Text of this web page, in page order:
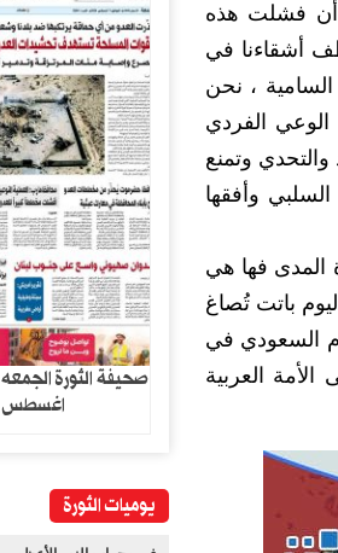
أن فشلت هذه
أشقاءنا في
، نحن
الوعي الفردي
وتمنع
السلبي وأفقها
المدى فها هي
باتت تُصاغ
السعودي في
العربية
اغسطس 2026
يوميات الثورة